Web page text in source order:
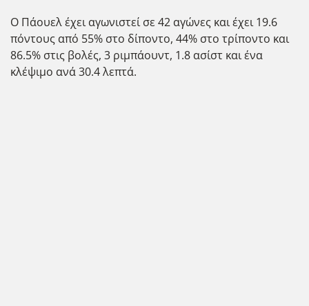
Ο Πάουελ έχει αγωνιστεί σε 42 αγώνες και έχει 19.6
πόντους από 55% στο δίποντο, 44% στο τρίποντο και
86.5% στις βολές, 3 ριμπάουντ, 1.8 ασίστ και ένα
κλέψιμο ανά 30.4 λεπτά.